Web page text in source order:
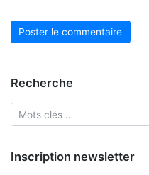
Recherche
Inscription newsletter